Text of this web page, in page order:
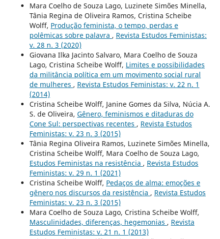
Mara Coelho de Souza Lago, Luzinete Simões Minella,
Tânia Regina de Oliveira Ramos, Cristina Scheibe
Wolff, Produção feminista, o tempo, perdas e
polêmicas sobre palavra , Revista Estudos Feministas:
v. 28 n. 3 (2020)
Giovana Ilka Jacinto Salvaro, Mara Coelho de Souza
Lago, Cristina Scheibe Wolff, Limites e possibilidades
da militância política em um movimento social rural
de mulheres , Revista Estudos Feministas: v. 22 n. 1
(2014)
Cristina Scheibe Wolff, Janine Gomes da Silva, Núcia A.
S. de Oliveira, Gênero, feminismos e ditaduras do
Cone Sul: perspectivas recentes , Revista Estudos
Feministas: v. 23 n. 3 (2015)
Tânia Regina Oliveira Ramos, Luzinete Simões Minella,
Cristina Scheibe Wolff, Mara Coelho de Souza Lago,
Estudos Feministas na resistência , Revista Estudos
Feministas: v. 29 n. 1 (2021)
Cristina Scheibe Wolff, Pedaços de alma: emoções e
gênero nos discursos da resistência , Revista Estudos
Feministas: v. 23 n. 3 (2015)
Mara Coelho de Souza Lago, Cristina Scheibe Wolff,
Masculinidades, diferenças, hegemonias , Revista
Estudos Feministas: v. 21 n. 1 (2013)